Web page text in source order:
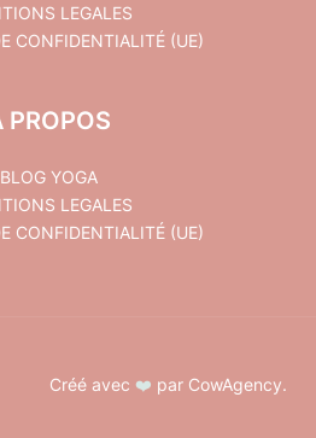
LEGALES
CONFIDENTIALITÉ (UE)
PROPOS
BLOG YOGA
LEGALES
CONFIDENTIALITÉ (UE)
Créé avec ❤️ par CowAgency.